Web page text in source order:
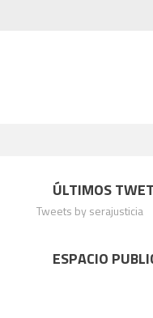
ÚLTIMOS
Tweets by serajusticia
ESPACIO